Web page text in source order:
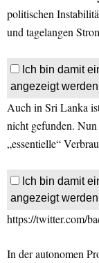
politischen
und tagelangen
Ich bin damit
angezeigt
Auch in Sri Lanka
nicht gefunden.
„essentielle“
Ich bin damit
angezeigt
https://twitter.com/
In der autonomen